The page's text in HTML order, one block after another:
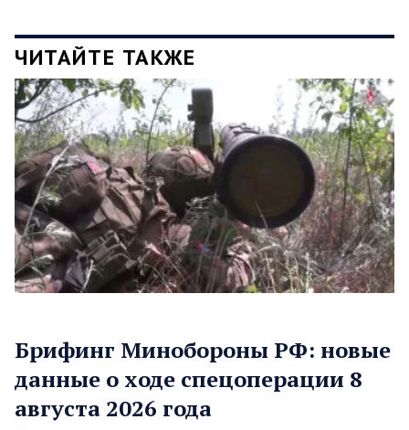
ЧИТАЙТЕ ТАКЖЕ
Брифинг Минобороны РФ: новые
данные о ходе спецоперации 8
августа 2026 года